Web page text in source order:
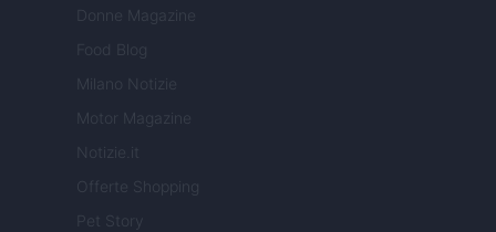
Donne Magazine
Food Blog
Milano Notizie
Motor Magazine
Notizie.it
Offerte Shopping
Pet Story